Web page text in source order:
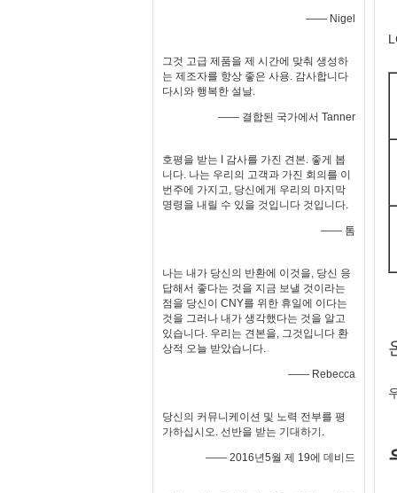
—— Nigel
그것 고급 제품을 제 시간에 맞춰 생성하
는 제조자를 항상 좋은 사용. 감사합니다
다시와 행복한 설날.
—— 결합된 국가에서 Tanner
호평을 받는 I 감사를 가진 견본. 좋게 봅
니다. 나는 우리의 고객과 가진 회의를 이
번주에 가지고, 당신에게 우리의 마지막
명령을 내릴 수 있을 것입니다 것입니다.
—— 톰
나는 내가 당신의 반환에 이것을, 당신 응
답해서 좋다는 것을 지금 보낼 것이라는
점을 당신이 CNY를 위한 휴일에 이다는
것을 그러나 내가 생각했다는 것을 알고
있습니다. 우리는 견본을, 그것입니다 환
상적 오늘 받았습니다.
—— Rebecca
당신의 커뮤니케이션 및 노력 전부를 평
가하십시오. 선반을 받는 기대하기.
—— 2016년5월 제 19에 데비드